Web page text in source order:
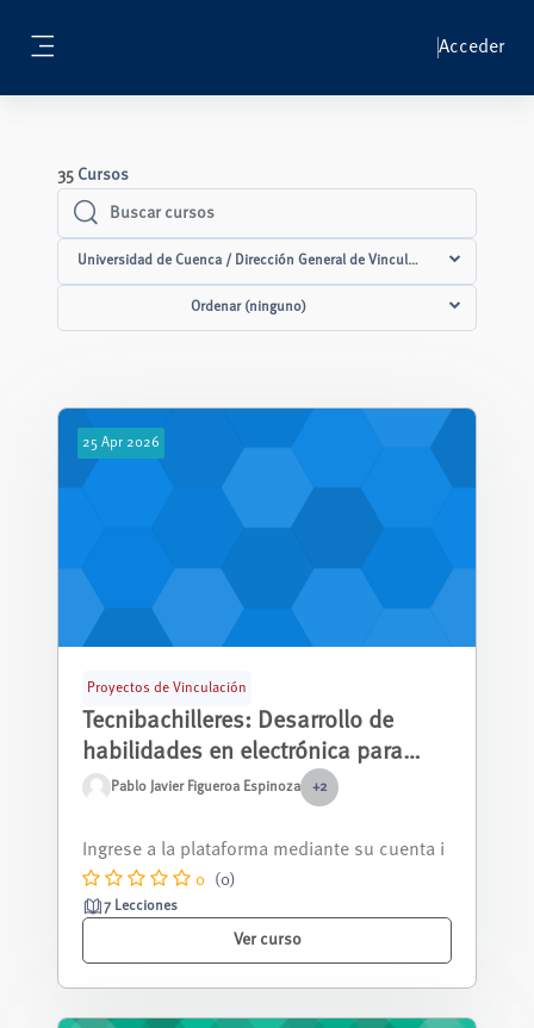
Acceder
35 Cursos
Buscar cursos
Buscar cursos
Universidad de Cuenca / Dirección General de Vinculación con la
Ordenar (ninguno)
25 Apr 2026
Proyectos de Vinculación
Tecnibachilleres: Desarrollo de
habilidades en electrónica para
estudiantes de bachillerato en
unidades educativas fiscales de
Cuenca - Segundo Año
Pablo Javier Figueroa Espinoza +2
es una introducción práctica al mu...
0 (0)
7 Lecciones
Ver curso